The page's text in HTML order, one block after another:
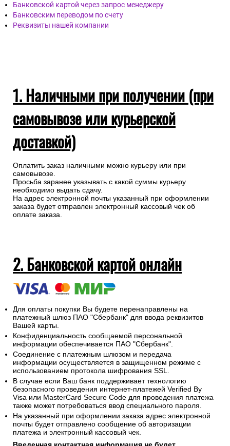
Банковской картой через запрос менеджеру
Банковским переводом по счету
Реквизиты нашей компании
1. Наличными при получении (при
самовывозе или курьерской
доставкой)
Оплатить заказ наличными можно курьеру или при
самовывозе.
Просьба заранее указывать с какой суммы курьеру
необходимо выдать сдачу.
На адрес электронной почты указанный при оформлении
заказа будет отправлен электронный кассовый чек об
оплате заказа.
2. Банковской картой онлайн
Для оплаты покупки Вы будете перенаправлены на
платежный шлюз ПАО "Сбербанк" для ввода реквизитов
Вашей карты.
Конфиденциальность сообщаемой персональной
информации обеспечивается ПАО "Сбербанк".
Соединение с платежным шлюзом и передача
информации осуществляется в защищенном режиме с
использованием протокола шифрования SSL.
В случае если Ваш банк поддерживает технологию
безопасного проведения интернет-платежей Verified By
Visa или MasterCard Secure Code для проведения платежа
также может потребоваться ввод специального пароля.
На указанный при оформлении заказа адрес электронной
почты будет отправлено сообщение об авторизации
платежа и электронный кассовый чек.